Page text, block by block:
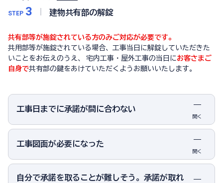
STEP 3 建物共有部の解錠
共有部等が施錠されている方のみご対応が必要です。
共用部等が施錠されている場合、工事当日に解錠していただきた
いことをお伝えのうえ、 宅内工事・屋外工事の当日にお客さまご
自身で共有部の鍵をあけていただくようお願いいたします。
工事日までに承諾が間に合わない
開く
工事図面が必要になった
開く
自分で承諾を取ることが難しそう。承諾が取れ